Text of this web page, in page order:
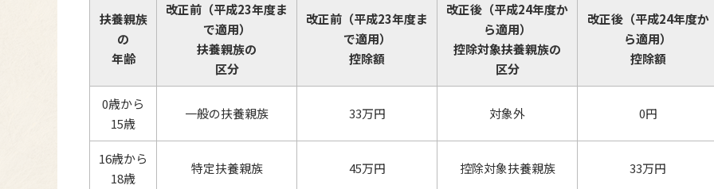
扶養親族
の
年齢
改正前（平成23年度ま
で適用）
扶養親族の
区分
改正前（平成23年度ま
で適用）
控除額
改正後 （平成24年度か
ら適用）
控除対象扶養親族の
区分
改正後（平成24年度か
ら適用）
控除額
0歳から
15歳
一般の扶養親族 33万円 対象外 0円
16歳から
18歳
特定扶養親族 45万円 控除対象扶養親族 33万円